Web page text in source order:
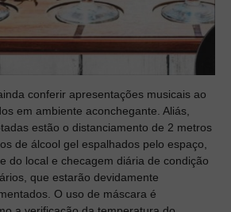
conferir apresentações musicais ao
em ambiente aconchegante. Aliás,
estão o distanciamento de 2 metros
de álcool gel espalhados pelo espaço,
do local e checagem diária de condição
que estarão devidamente
O uso de máscara é